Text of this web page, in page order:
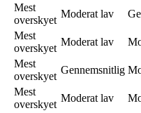
Mest
overskyet
Moderat lav
Mest
overskyet
Moderat lav
Mest
overskyet
Gennemsnitlig
Mest
overskyet
Moderat lav